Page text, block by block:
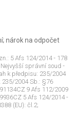
nárok na odpočet
5 Afs 124/2014 - 178
Nejvyšší správní soud -
k předpisu: 235/2004
2004 Sb.: §76
9 Afs 112/2009
5 Afs 124/2014 -
(EU): čl.2;